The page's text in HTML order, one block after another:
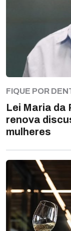
FIQUE POR
Lei Maria da
renova
mulheres